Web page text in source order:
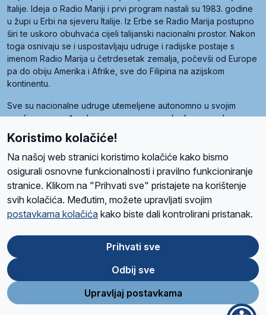
Italije. Ideja o Radio Mariji i prvi program nastali su 1983. godine
u župi u Erbi na sjeveru Italije. Iz Erbe se Radio Marija postupno
širi te uskoro obuhvaća cijeli talijanski nacionalni prostor. Nakon
toga osnivaju se i uspostavljaju udruge i radijske postaje s
imenom Radio Marija u četrdesetak zemalja, počevši od Europe
pa do obiju Amerika i Afrike, sve do Filipina na azijskom
kontinentu.
Sve su nacionalne udruge utemeljene autonomno u svojim
zemljama, a međusobna su povezane preko krovne udruge
pod nazivom Svjetska obitelj Radio Marije (World Family of
Radio Maria). Svjetsku obitelj utemeljilo je sedam članica, među
kojima je i hrvatska Udruga Radio Marija.
O namaRadio ProgramVolonteriPrijateljiKontaktPravila privatnosti
Ova stranica je zaštićena Google reCAPTCHA sustavom
Store
Google
Play
Koristimo kolačiće!
Na našoj web stranici koristimo kolačiće kako bismo
osigurali osnovne funkcionalnosti i pravilno funkcioniranje
stranice. Klikom na "Prihvati sve" pristajete na korištenje
svih kolačića. Međutim, možete upravljati svojim
postavkama kolačića kako biste dali kontrolirani pristanak.
Prihvati sve
Odbij sve
Upravljaj postavkama